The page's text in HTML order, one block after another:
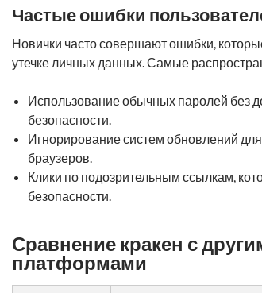
Частые ошибки
Новички часто совершают ошибки,
утечке личных данных. Самые
Использование обычных паролей без
безопасности.
Игнорирование систем обновлений
браузеров.
Клики по подозрительным ссылкам,
безопасности.
Сравнение кракен с
платформами